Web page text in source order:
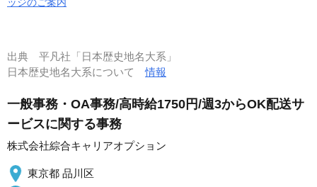
出典 平凡社「日本歴史地名大系」
日本歴史地名大系について情報
一般事務・OA事務/高時給1750円/週3からOK配送サ
ービスに関する事務
株式会社綜合キャリアオプション
東京都 品川区